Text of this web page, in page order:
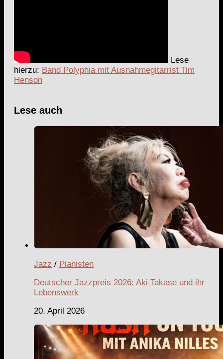
Lese
hierzu: Band Polyphia mit Ausnahmegitarrist Tim
Henson
Lese auch
Jazz / Pianisten
Deutscher Jazzpreis 2026: Aki Takase und ihr
Lebenswerk
20. April 2026